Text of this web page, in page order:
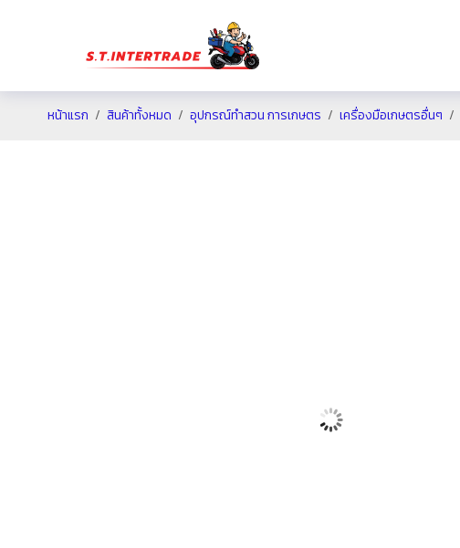
หน้าแรก สินค้าทั้งหมด อุปกรณ์ทำสวน การเกษตร เครื่องมือเกษตรอื่นๆ